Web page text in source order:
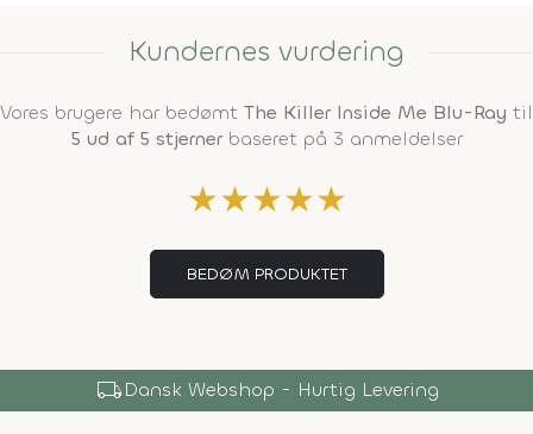
Kundernes vurdering
Vores brugere har bedømt The Killer Inside Me Blu-Ray til
5 ud af 5 stjernerbaseret på 3 anmeldelser
★★★★★
BEDØM PRODUKTET
local_shippingDansk Webshop - Hurtig Levering